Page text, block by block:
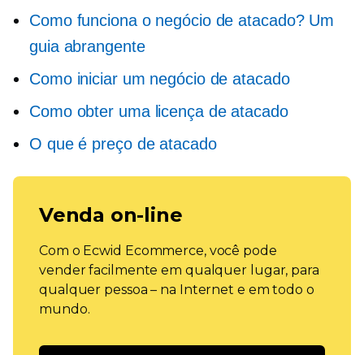
Como funciona o negócio de atacado? Um
guia abrangente
Como iniciar um negócio de atacado
Como obter uma licença de atacado
O que é preço de atacado
Venda on-line
Com o Ecwid Ecommerce, você pode
vender facilmente em qualquer lugar, para
qualquer pessoa – na Internet e em todo o
mundo.